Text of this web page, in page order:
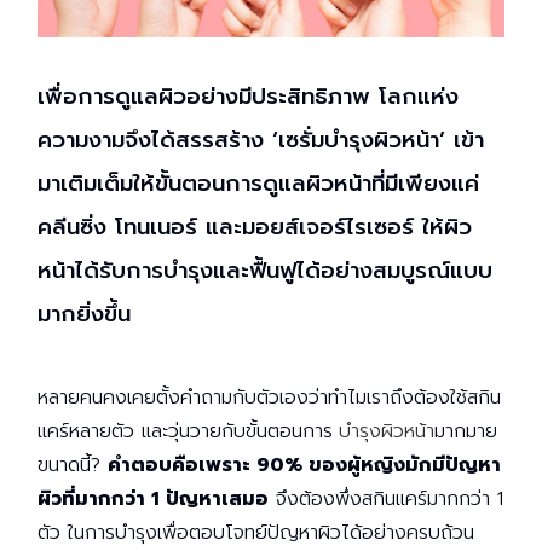
เพื่อการดูแลผิวอย่างมีประสิทธิภาพ โลกแห่ง
ความงามจึงได้สรรสร้าง ‘เซรั่มบำรุงผิวหน้า’ เข้า
มาเติมเต็มให้ขั้นตอนการดูแลผิวหน้าที่มีเพียงแค่
คลีนซิ่ง โทนเนอร์ และมอยส์เจอร์ไรเซอร์ ให้ผิว
หน้าได้รับการบำรุงและฟื้นฟูได้อย่างสมบูรณ์แบบ
มากยิ่งขึ้น
หลายคนคงเคยตั้งคำถามกับตัวเองว่าทำไมเราถึงต้องใช้สกิน
แคร์หลายตัว และวุ่นวายกับขั้นตอนการ บำรุงผิวหน้ามากมาย
ขนาดนี้? คำตอบคือเพราะ 90% ของผู้หญิงมักมีปัญหา
ผิวที่มากกว่า 1 ปัญหาเสมอ จึงต้องพึ่งสกินแคร์มากกว่า 1
ตัว ในการบำรุงเพื่อตอบโจทย์ปัญหาผิวได้อย่างครบถ้วน